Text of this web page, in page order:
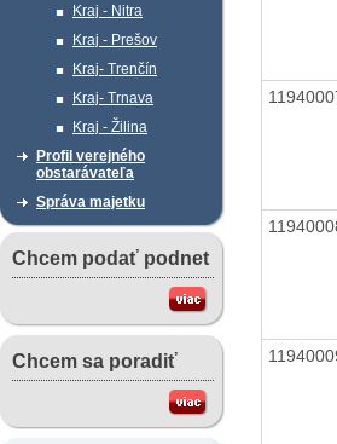
Kraj - Nitra
Kraj - Prešov
Kraj- Trenčín
Kraj- Trnava
Kraj - Žilina
Profil verejného
obstarávateľa
Správa majetku
Chcem podať podnet
Chcem sa poradiť